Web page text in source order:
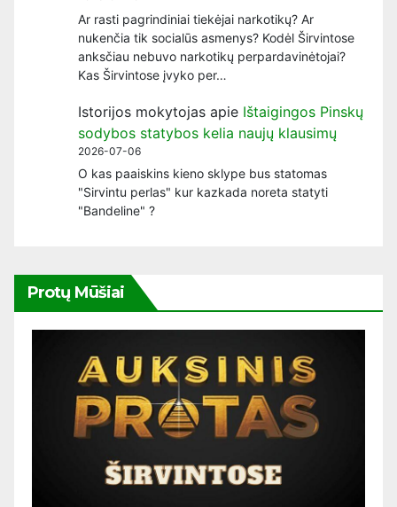
Ar rasti pagrindiniai tiekėjai narkotikų? Ar
nukenčia tik socialūs asmenys? Kodėl Širvintose
anksčiau nebuvo narkotikų perpardavinėtojai?
Kas Širvintose įvyko per…
Istorijos mokytojas apie Ištaigingos Pinskų
sodybos statybos kelia naujų klausimų
2026-07-06
O kas paaiskins kieno sklype bus statomas
"Sirvintu perlas" kur kazkada noreta statyti
"Bandeline" ?
Protų Mūšiai